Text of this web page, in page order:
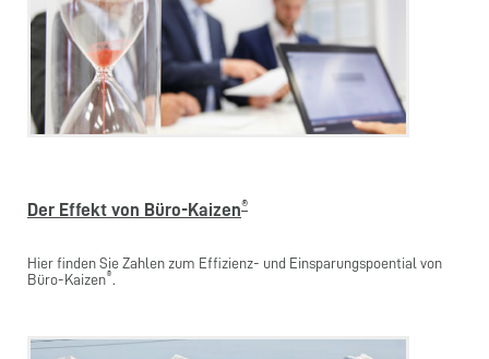
Der Effekt von Büro-Kaizen®
Hier finden Sie Zahlen zum Effizienz- und Einsparungspoential von
Büro-Kaizen®.